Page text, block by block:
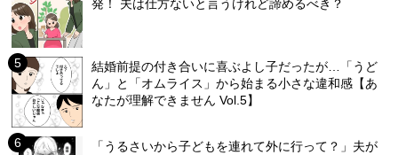
発！ 夫は仕方ないと言うけれど諦めるべき？
結婚前提の付き合いに喜ぶよし子だったが…「うど
ん」と「オムライス」から始まる小さな違和感【あ
なたが理解できません Vol.5】
「うるさいから子どもを連れて外に行って？」夫が